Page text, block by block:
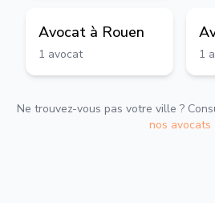
Avocat à Rouen
1 avocat 1
Ne trouvez-vous pas votre ville ?
nos avocats